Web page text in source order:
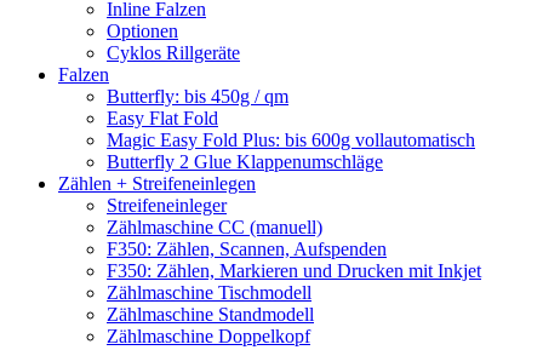
Inline Falzen
Optionen
Cyklos Rillgeräte
Falzen
Butterfly: bis 450g / qm
Easy Flat Fold
Magic Easy Fold Plus: bis 600g vollautomatisch
Butterfly 2 Glue Klappenumschläge
Zählen + Streifeneinlegen
Streifeneinleger
Zählmaschine CC (manuell)
F350: Zählen, Scannen, Aufspenden
F350: Zählen, Markieren und Drucken mit Inkjet
Zählmaschine Tischmodell
Zählmaschine Standmodell
Zählmaschine Doppelkopf